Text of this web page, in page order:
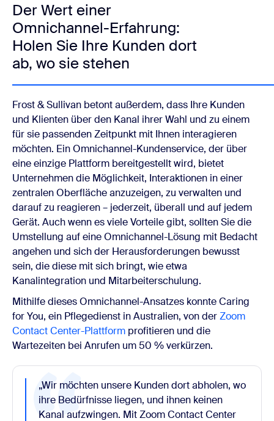
Der Wert einer
Omnichannel-Erfahrung:
Holen Sie Ihre Kunden dort
ab, wo sie stehen
Frost & Sullivan betont außerdem, dass Ihre Kunden
und Klienten über den Kanal ihrer Wahl und zu einem
für sie passenden Zeitpunkt mit Ihnen interagieren
möchten. Ein Omnichannel-Kundenservice, der über
eine einzige Plattform bereitgestellt wird, bietet
Unternehmen die Möglichkeit, Interaktionen in einer
zentralen Oberfläche anzuzeigen, zu verwalten und
darauf zu reagieren – jederzeit, überall und auf jedem
Gerät. Auch wenn es viele Vorteile gibt, sollten Sie die
Umstellung auf eine Omnichannel-Lösung mit Bedacht
angehen und sich der Herausforderungen bewusst
sein, die diese mit sich bringt, wie etwa
Kanalintegration und Mitarbeiterschulung.
Mithilfe dieses Omnichannel-Ansatzes konnte Caring
for You, ein Pflegedienst in Australien, von derZoom
Contact Center-Plattform profitieren und die
Wartezeiten bei Anrufen um 50 % verkürzen.
„Wir möchten unsere Kunden dort abholen, wo
ihre Bedürfnisse liegen, und ihnen keinen
Kanal aufzwingen. Mit Zoom Contact Center